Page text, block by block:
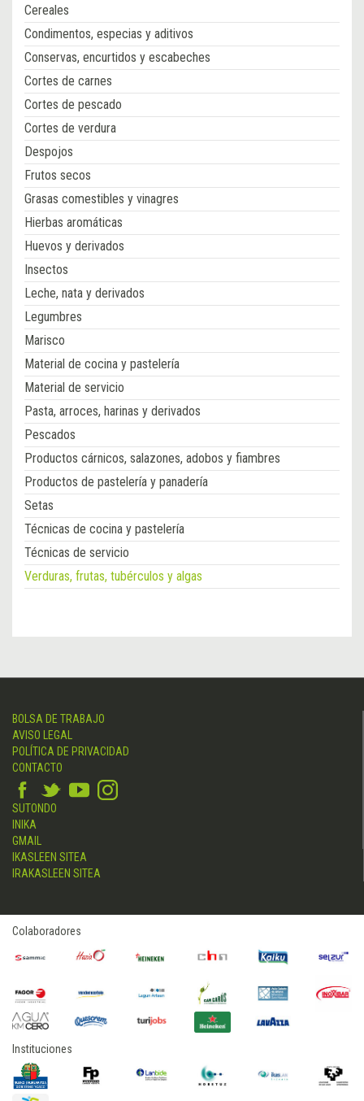
Cereales
Condimentos, especias y aditivos
Conservas, encurtidos y escabeches
Cortes de carnes
Cortes de pescado
Cortes de verdura
Despojos
Frutos secos
Grasas comestibles y vinagres
Hierbas aromáticas
Huevos y derivados
Insectos
Leche, nata y derivados
Legumbres
Marisco
Material de cocina y pastelería
Material de servicio
Pasta, arroces, harinas y derivados
Pescados
Productos cárnicos, salazones, adobos y fiambres
Productos de pastelería y panadería
Setas
Técnicas de cocina y pastelería
Técnicas de servicio
Verduras, frutas, tubérculos y algas
BOLSA DE TRABAJO
AVISO LEGAL
POLÍTICA DE PRIVACIDAD
CONTACTO
SUTONDO
INIKA
GMAIL
IKASLEEN SITEA
IRAKASLEEN SITEA
Colaboradores
Instituciones